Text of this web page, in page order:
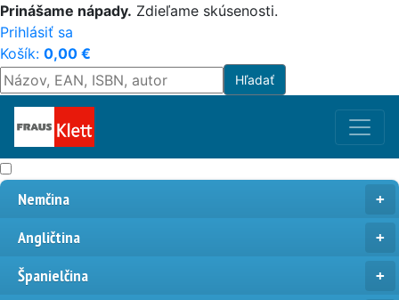
Prinášame nápady. Zdieľame skúsenosti.
Prihlásiť sa
Košík: 0,00 €
Nemčina
Angličtina
Španielčina